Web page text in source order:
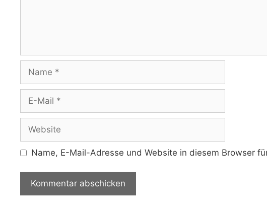
Mail
Name, E-Mail-Adresse und Website in diesem Browser